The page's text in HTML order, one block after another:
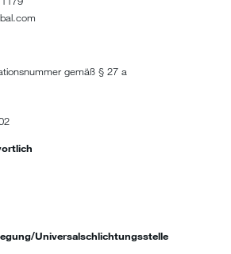
gemäß § 27 a
Universalschlichtungsstelle